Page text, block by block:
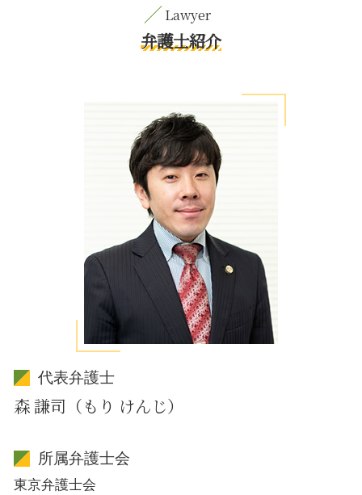
弁護士紹介
代表弁護士
森 謙司（もり けんじ）
所属弁護士会
東京弁護士会